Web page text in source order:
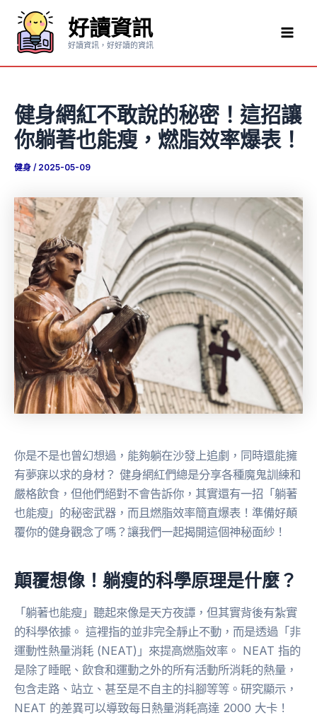
要
好讀資訊
好讀資訊，好好讀的資訊
健身網紅不敢說的秘密！這招讓
你躺著也能瘦，燃脂效率爆表！
健身 / 2025-05-09
你是不是也曾幻想過，能夠躺在沙發上追劇，同時還能擁
有夢寐以求的身材？ 健身網紅們總是分享各種魔鬼訓練和
嚴格飲食，但他們絕對不會告訴你，其實還有一招「躺著
也能瘦」的秘密武器，而且燃脂效率簡直爆表！準備好顛
覆你的健身觀念了嗎？讓我們一起揭開這個神秘面紗！
顛覆想像！躺瘦的科學原理是什麼？
「躺著也能瘦」聽起來像是天方夜譚，但其實背後有紮實
的科學依據。 這裡指的並非完全靜止不動，而是透過「非
運動性熱量消耗 (NEAT)」來提高燃脂效率。 NEAT 指的
是除了睡眠、飲食和運動之外的所有活動所消耗的熱量，
包含走路、站立、甚至是不自主的抖腳等等。研究顯示，
NEAT 的差異可以導致每日熱量消耗高達 2000 大卡！